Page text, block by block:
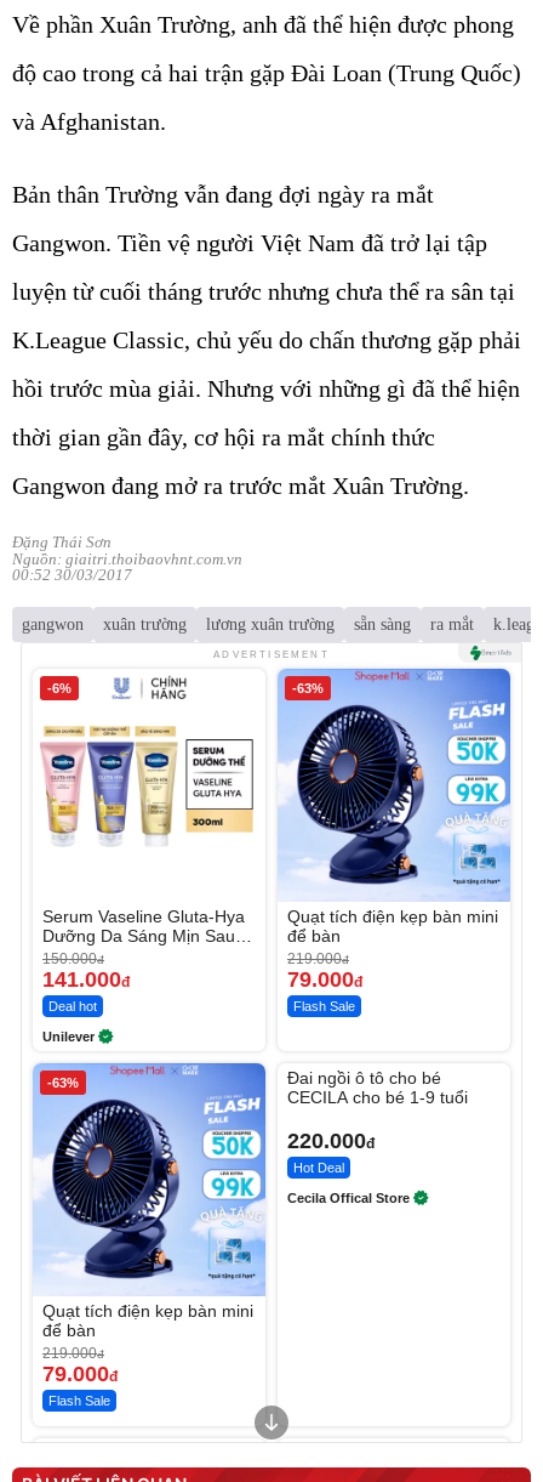
Về phần Xuân Trường, anh đã thể hiện được phong
độ cao trong cả hai trận gặp Đài Loan (Trung Quốc)
và Afghanistan.
Bản thân Trường vẫn đang đợi ngày ra mắt
Gangwon. Tiền vệ người Việt Nam đã trở lại tập
luyện từ cuối tháng trước nhưng chưa thể ra sân tại
K.League Classic, chủ yếu do chấn thương gặp phải
hồi trước mùa giải. Nhưng với những gì đã thể hiện
thời gian gần đây, cơ hội ra mắt chính thức
Gangwon đang mở ra trước mắt Xuân Trường.
Đặng Thái Sơn
Nguồn: giaitri.thoibaovhnt.com.vn
00:52 30/03/2017
gangwon xuân trường lương xuân trường sẵn sàng ra mắt
ADVERTISEMENT
-6%
Serum Vaseline Gluta-Hya
Dưỡng Da Sáng Mịn Sau 7
Ngày
150.000đ
141.000đ
Deal hot
Unilever
-63%
Quạt tích điện kẹp bàn mini
để bàn
219.000đ
79.000đ
Flash Sale
-63%
Quạt tích điện kẹp bàn mini
để bàn
219.000đ
79.000đ
Flash Sale
Đai ngồi ô tô cho bé
CECILA cho bé 1-9 tuổi
220.000đ
Hot Deal
Cecila Offical Store
tức thì Vaseline Body
D2-001 - Thông Minh